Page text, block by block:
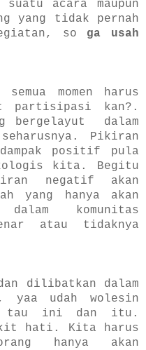
acara maupun
yang tidak pernah
so ga usah
momen harus
partisipasi kan? .
bergelayut dalam
Pikiran
positif pula
kita. Begitu
negatif akan
yang hanya akan
dalam komunitas
atau tidaknya
dilibatkan dalam
yaa udah wolesin
tau ini dan itu.
hati. Kita harus
hanya akan